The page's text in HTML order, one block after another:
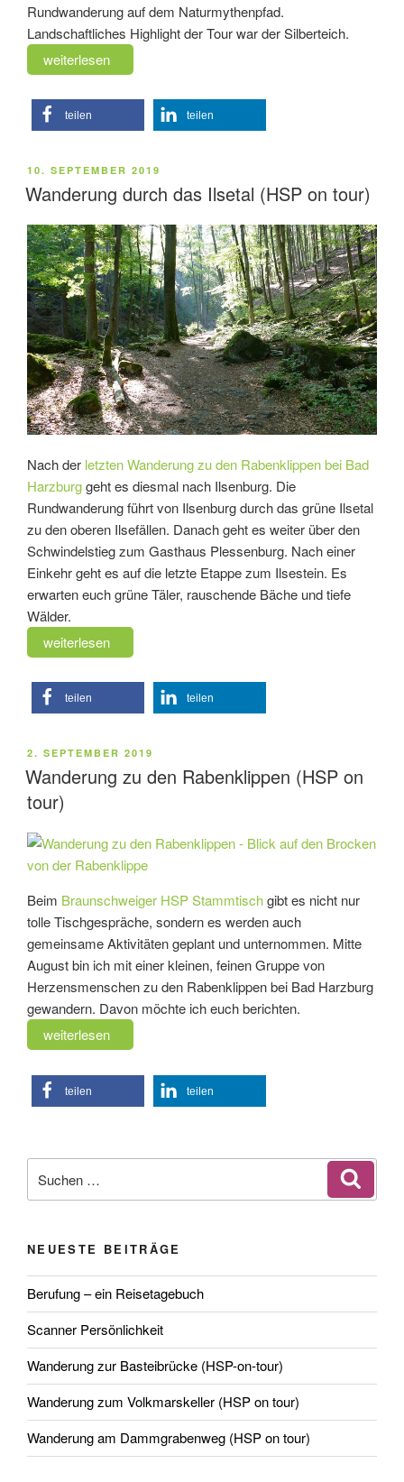
Rundwanderung auf dem Naturmythenpfad.
Landschaftliches Highlight der Tour war der Silberteich.
„Wanderung
zum
Silberteich
(HSP
tour)“
weiterlesen
teilen teilen
VERÖFFENTLICHT
AM
10. SEPTEMBER 2019
Wanderung durch das Ilsetal (HSP on tour)
Nach der letzten Wanderung zu den Rabenklippen bei Bad
Harzburggeht es diesmal nach Ilsenburg. Die
Rundwanderung führt von Ilsenburg durch das grüne Ilsetal
zu den oberen Ilsefällen. Danach geht es weiter über den
Schwindelstieg zum Gasthaus Plessenburg. Nach einer
Einkehr geht es auf die letzte Etappe zum Ilsestein. Es
erwarten euch grüne Täler, rauschende Bäche und tiefe
Wälder.
„Wanderung
durch
das
Ilsetal
on
tour)“
weiterlesen
teilen teilen
VERÖFFENTLICHT
AM
2. SEPTEMBER 2019
Wanderung zu den Rabenklippen (HSP on
tour)
Beim Braunschweiger HSP Stammtischgibt es nicht nur
tolle Tischgespräche, sondern es werden auch
gemeinsame Aktivitäten geplant und unternommen. Mitte
August bin ich mit einer kleinen, feinen Gruppe von
Herzensmenschen zu den Rabenklippen bei Bad Harzburg
gewandern. Davon möchte ich euch berichten.
„Wanderung
zu
den
Rabenklippen
tour)“
weiterlesen
teilen teilen
nach:
NEUESTE BEITRÄGE
Berufung – ein Reisetagebuch
Scanner Persönlichkeit
Wanderung zur Basteibrücke (HSP-on-tour)
Wanderung zum Volkmarskeller (HSP on tour)
Wanderung am Dammgrabenweg (HSP on tour)